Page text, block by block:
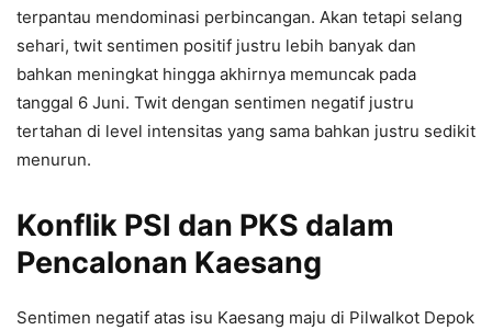
terpantau mendominasi perbincangan. Akan tetapi selang
sehari, twit sentimen positif justru lebih banyak dan
bahkan meningkat hingga akhirnya memuncak pada
tanggal 6 Juni. Twit dengan sentimen negatif justru
tertahan di level intensitas yang sama bahkan justru sedikit
menurun.
Konflik PSI dan PKS dalam
Pencalonan Kaesang
Sentimen negatif atas isu Kaesang maju di Pilwalkot Depok